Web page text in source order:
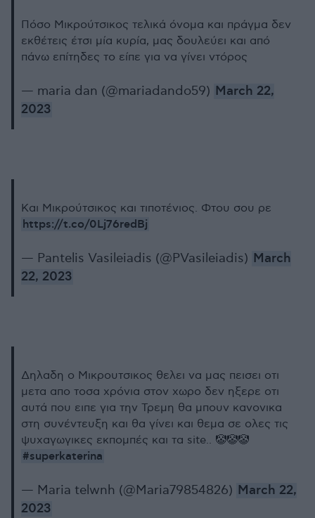
Πόσο Μικρούτσικος τελικά όνομα και πράγμα δεν
εκθέτεις έτσι μία κυρία, μας δουλεύει και από
πάνω επίτηδες το είπε για να γίνει ντόρος
— maria dan (@mariadando59) March 22,
2023
Και Μικρούτσικος και τιποτένιος. Φτου σου ρε
https://t.co/0Lj76redBj
— Pantelis Vasileiadis (@PVasileiadis) March
22, 2023
Δηλαδη ο Μικρουτσικος θελει να μας πεισει οτι
μετα απο τοσα χρόνια στον χωρο δεν ηξερε οτι
αυτά που ειπε για την Τρεμη θα μπουν κανονικα
στη συνέντευξη και θα γίνει και θεμα σε ολες τις
ψυχαγωγικες εκπομπές και τα site.. 🤡🤡🤡
#superkaterina
— Maria telwnh (@Maria79854826) March 22,
2023